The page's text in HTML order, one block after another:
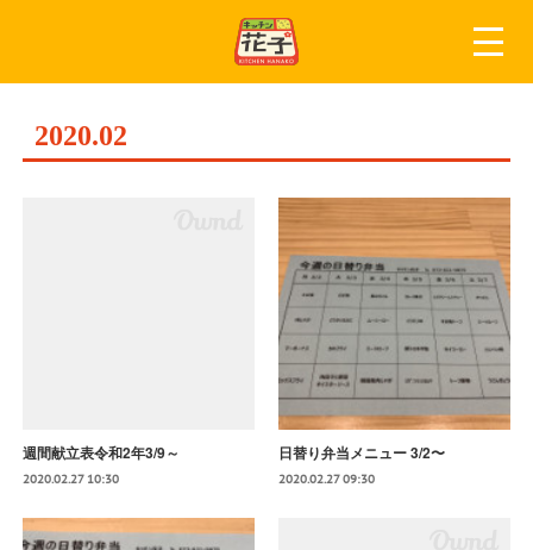
2020.02
週間献立表令和2年3/9～
2020.02.27 10:30
日替り弁当メニュー 3/2〜
2020.02.27 09:30